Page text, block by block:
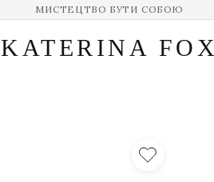
МИСТЕЦТВО БУТИ СОБОЮ
KATERINA FOX